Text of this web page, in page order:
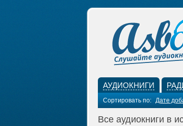
АУДИОКНИГИ
Сортировать по: Дате
Все аудиокниги в